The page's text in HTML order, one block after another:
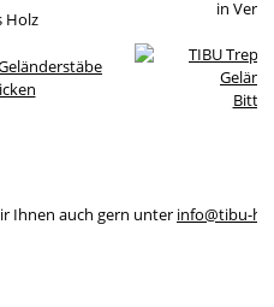
Holz
in
Bitte
Ihnen auch gern unter info@tibu-